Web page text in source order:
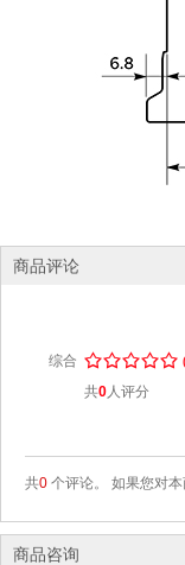
商品评论
综合 /////
.....
共0人评分
共0 个评论。 如果您对
商品咨询